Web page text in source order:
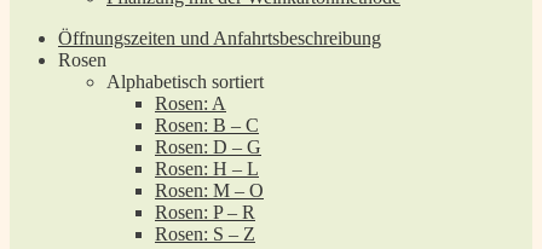
Öffnungszeiten und Anfahrtsbeschreibung
Rosen
Alphabetisch sortiert
Rosen: A
Rosen: B – C
Rosen: D – G
Rosen: H – L
Rosen: M – O
Rosen: P – R
Rosen: S – Z